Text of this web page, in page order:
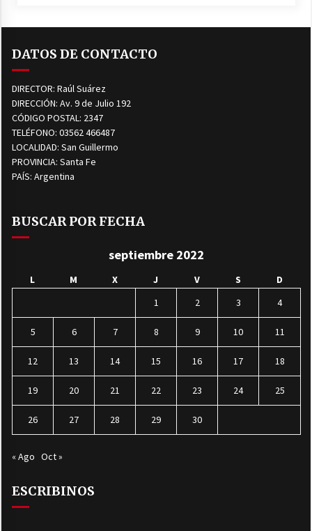
DATOS DE CONTACTO
DIRECTOR: Raúl Suárez
DIRECCIÓN: Av. 9 de Julio 192
CÓDIGO POSTAL: 2347
TELÉFONO: 03562 466487
LOCALIDAD: San Guillermo
PROVINCIA: Santa Fe
PAÍS: Argentina
BUSCAR POR FECHA
septiembre 2022
L M X J V S
D
1
2 3 4
5 6 7 8 9 10 11
12 13 14 15 16 17 18
19 20 21 22 23 24 25
26 27 28 29 30
« Ago Oct »
ESCRIBINOS